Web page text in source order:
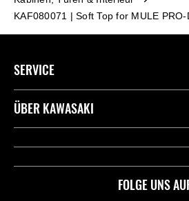
KAF080071 | Soft Top for MULE PRO-
FOLGE UNS
SERVICE
Kontaktiere uns
ÜBER KAWASAKI
Kawasaki Deutschland